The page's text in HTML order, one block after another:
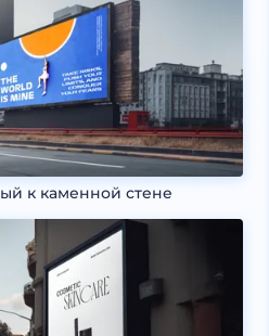
к каменной стене